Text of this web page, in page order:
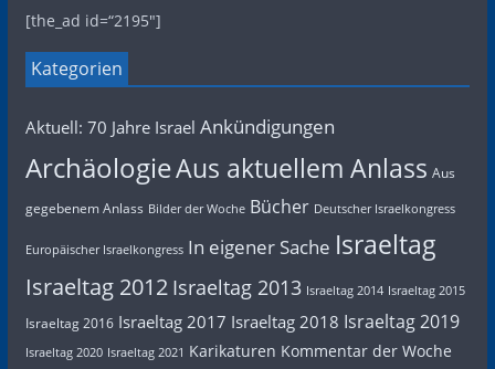
[the_ad id=“2195″]
Kategorien
Aktuell: 70 Jahre Israel Ankündigungen
ArchäologieAus aktuellem Anlass Aus
gegebenem Anlass Bilder der Woche Bücher Deutscher Israelkongress
Europäischer Israelkongress In eigener Sache Israeltag
Israeltag 2012 Israeltag 2013 Israeltag 2014 Israeltag 2015
Israeltag 2016 Israeltag 2017 Israeltag 2018 Israeltag 2019
Israeltag 2020 Israeltag 2021 Karikaturen Kommentar der Woche